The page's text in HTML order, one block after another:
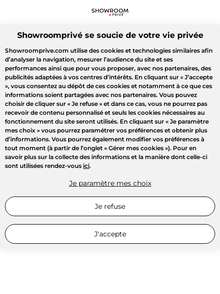
Showroomprivé se soucie de votre vie privée
Showroomprive.com utilise des cookies et technologies similaires afin
d’analyser la navigation, mesurer l’audience du site et ses
performances ainsi que pour vous proposer, avec nos partenaires, des
publicités adaptées à vos centres d’intérêts. En cliquant sur « J’accepte
», vous consentez au dépôt de ces cookies et notamment à ce que ces
informations soient partagées avec nos partenaires. Vous pouvez
choisir de cliquer sur « Je refuse » et dans ce cas, vous ne pourrez pas
recevoir de contenu personnalisé et seuls les cookies nécessaires au
fonctionnement du site seront utilisés. En cliquant sur « Je paramètre
mes choix » vous pourrez paramétrer vos préférences et obtenir plus
d’informations. Vous pourrez également modifier vos préférences à
tout moment (à partir de l’onglet « Gérer mes cookies »). Pour en
savoir plus sur la collecte des informations et la manière dont celle-ci
sont utilisées rendez-vous ici.
Je paramètre mes choix
Je refuse
J'accepte